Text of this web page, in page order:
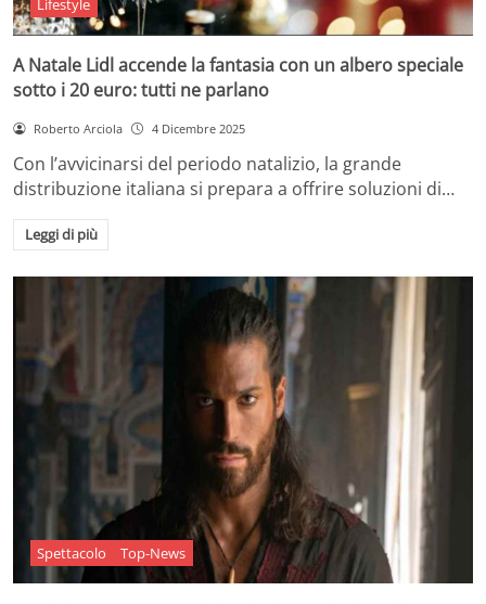
Lifestyle
A Natale Lidl accende la fantasia con un albero speciale
sotto i 20 euro: tutti ne parlano
Roberto Arciola 4 Dicembre 2025
Con l’avvicinarsi del periodo natalizio, la grande
distribuzione italiana si prepara a offrire soluzioni di…
Leggi di più
Spettacolo Top-News